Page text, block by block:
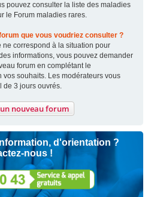
pouvez consulter la liste des maladies
le Forum maladies rares.
que vous voudriez consulter ?
correspond à la situation pour
informations, vous pouvez demander
forum en complétant le
vos souhaits. Les modérateurs vous
de 3 jours ouvrés.
nouveau forum
d'orientation ?
nous !